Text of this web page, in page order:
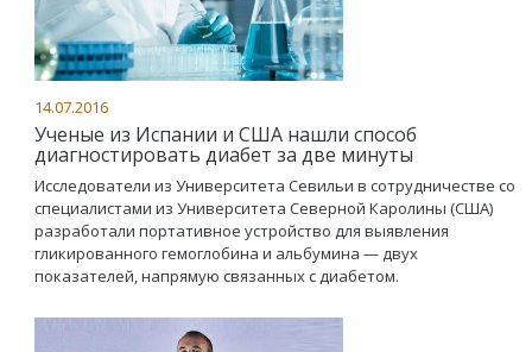
14.07.2016
Ученые из Испании и США нашли способ
диагностировать диабет за две минуты
Исследователи из Университета Севильи в сотрудничестве со
специалистами из Университета Северной Каролины (США)
разработали портативное устройство для выявления
гликированного гемоглобина и альбумина — двух
показателей, напрямую связанных с диабетом.